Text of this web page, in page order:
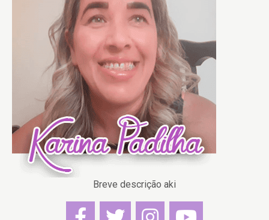
Breve descrição aki